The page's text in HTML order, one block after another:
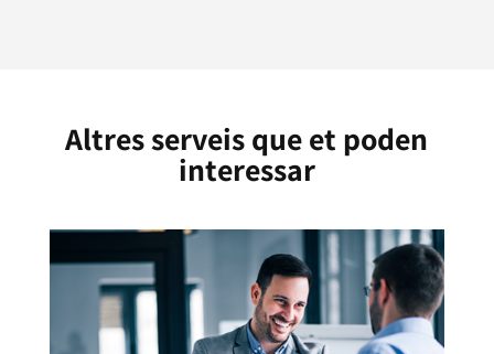
Altres serveis que et poden
interessar